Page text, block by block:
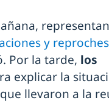
y reproches
Por la tarde, los
explicar la
llevaron a la